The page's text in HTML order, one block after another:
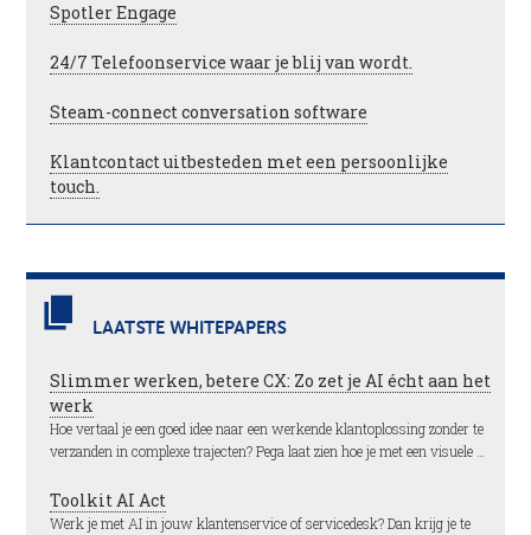
Spotler Engage
24/7 Telefoonservice waar je blij van wordt.
Steam-connect conversation software
Klantcontact uitbesteden met een persoonlijke
touch.
LAATSTE WHITEPAPERS
Slimmer werken, betere CX: Zo zet je AI écht aan het
werk
Hoe vertaal je een goed idee naar een werkende klantoplossing zonder te
verzanden in complexe trajecten? Pega laat zien hoe je met een visuele …
Toolkit AI Act
Werk je met AI in jouw klantenservice of servicedesk? Dan krijg je te